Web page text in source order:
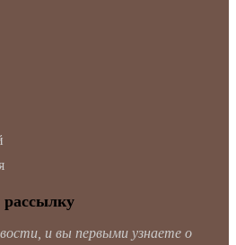
и вы первыми узнаете о